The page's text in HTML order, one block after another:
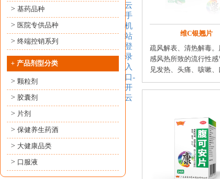
> 基药品种
> 医院专供品种
> 终端控销系列
+ 产品剂型分类
> 颗粒剂
> 胶囊剂
> 片剂
> 保健养生药酒
> 大健康品类
> 口服液
维C银翘片
疏风解表、清热解毒
感风热所致的流行性
见发热、头痛、咳嗽
云
手
机
站
登
录
入
口-
开
云